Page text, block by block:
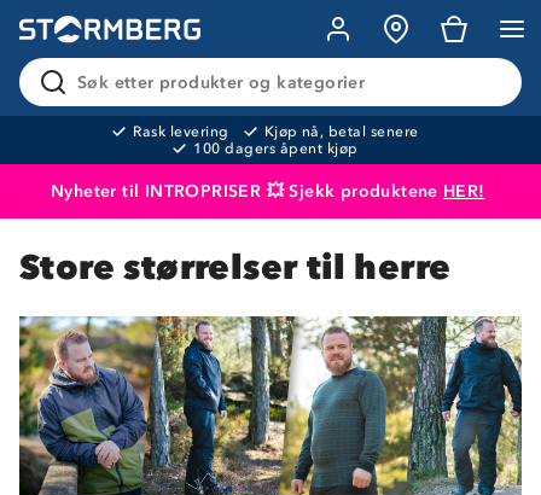
Søk etter produkter og kategorier
Rask levering
Kjøp nå, betal senere
100 dagers åpent kjøp
Nyheter til INTROPRISER 💥 Sjekk produktene HER!
Produktet er lagt i handlekurven
Store størrelser til herre